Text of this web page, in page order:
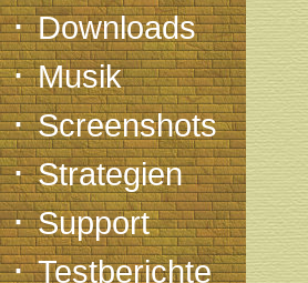
·Downloads
·Musik
·Screenshots
·Strategien
·Support
·Testberichte